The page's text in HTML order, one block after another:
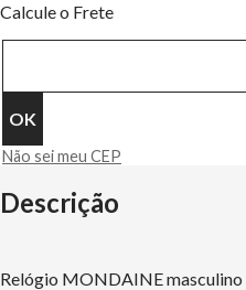
Calcule o Frete
Não sei meu CEP
Descrição
Relógio MONDAINE